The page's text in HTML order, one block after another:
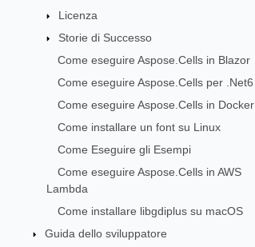
Licenza
Storie di Successo
Come eseguire Aspose.Cells in Blazor
Come eseguire Aspose.Cells per .Net6
Come eseguire Aspose.Cells in Docker
Come installare un font su Linux
Come Eseguire gli Esempi
Come eseguire Aspose.Cells in AWS
Lambda
Come installare libgdiplus su macOS
Guida dello sviluppatore